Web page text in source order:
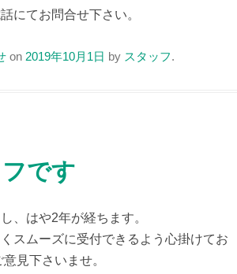
にてお問合せ下さい。
on 2019年10月1日 by スタッフ.
です
、はや2年が経ちます。
スムーズに受付できるよう心掛けてお
見下さいませ。